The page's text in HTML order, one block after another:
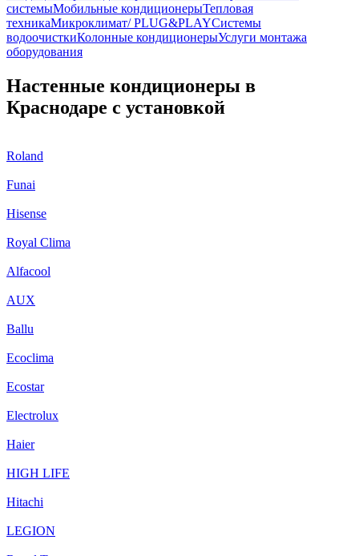
системыМобильные кондиционерыТепловая
техникаМикроклимат/ PLUG&PLAYСистемы
водоочисткиКолонные кондиционерыУслуги монтажа
оборудования
Настенные кондиционеры в
Краснодаре с установкой
Roland
Funai
Hisense
Royal Clima
Alfacool
AUX
Ballu
Ecoclima
Ecostar
Electrolux
Haier
HIGH LIFE
Hitachi
LEGION